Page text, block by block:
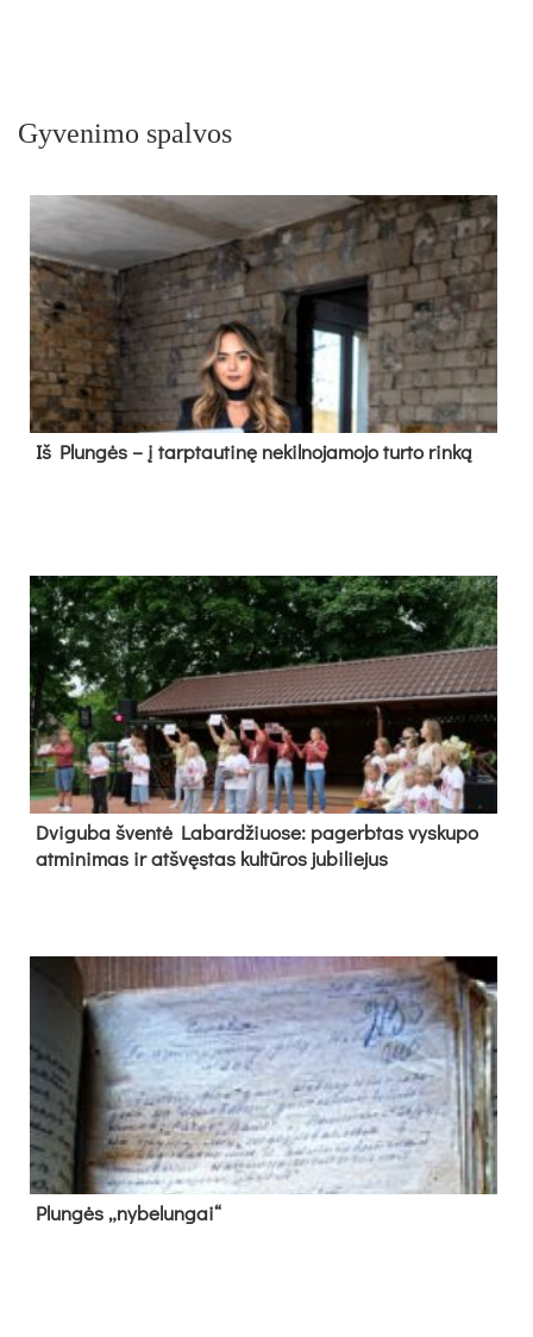
Gyvenimo spalvos
Iš Plungės – į tarptautinę nekilnojamojo turto rinką
Dvi­gu­ba šven­tė La­bar­džiuo­se: pa­gerb­tas vys­ku­po
at­mi­ni­mas ir at­švęs­tas kul­tū­ros ju­bi­lie­jus
Plun­gės „ny­be­lun­gai“